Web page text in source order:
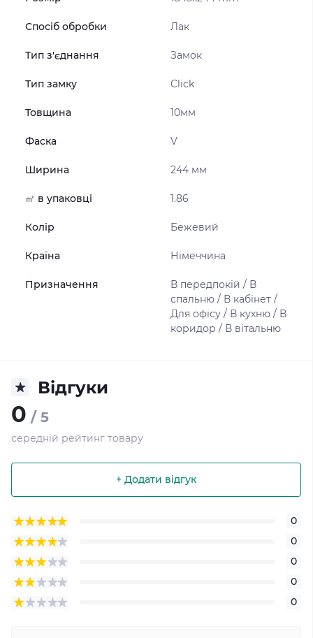
Спосіб обробки Лак
Тип з'єднання Замок
Тип замку Click
Товщина 10мм
Фаска V
Ширина 244 мм
㎡ в упаковці 1.86
Колір Бежевий
Країна Німеччина
Призначення
В передпокій / В
спальню / В кабінет /
Для офісу / В кухню / В
коридор / В вітальню
Відгуки
0 / 5
середній рейтинг товару
+ Додати відгук
0
0
0
0
0